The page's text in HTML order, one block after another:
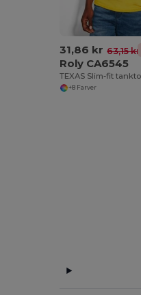
31,86 kr 63,15 kr
Roly CA6545
+8 Farver